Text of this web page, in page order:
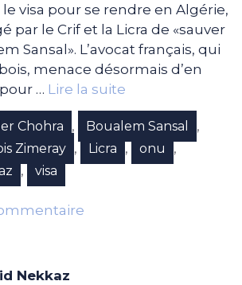
visa pour se rendre en Algérie,
par le Crif et la Licra de «sauver
Sansal». L’avocat français, qui
menace désormais d’en
… Lire la suite
Chohra , Boualem Sansal ,
Zimeray , Licra , onu ,
, visa
Nekkaz